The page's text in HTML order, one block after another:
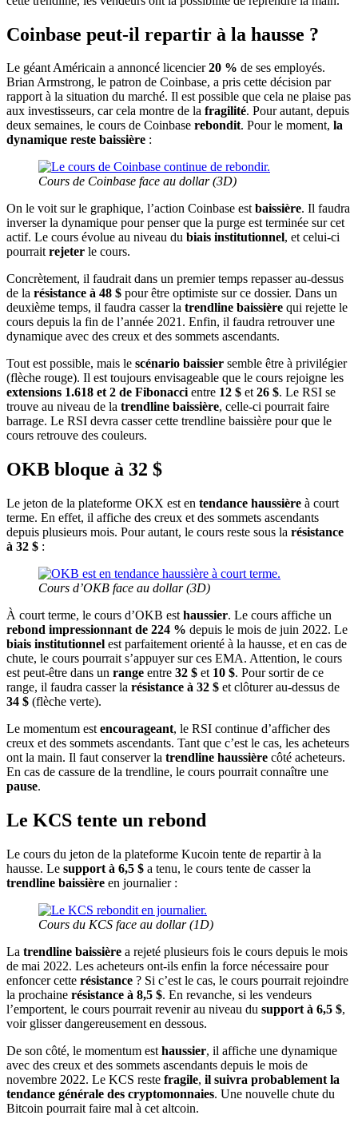
Coinbase peut-il repartir à la hausse ?
Le géant Américain a annoncé licencier20 % de ses employés.
Brian Armstrong, le patron de Coinbase, a pris cette décision par
rapport à la situation du marché. Il est possible que cela ne plaise pas
aux investisseurs, car cela montre de la fragilité. Pour autant, depuis
deux semaines, le cours de Coinbase rebondit. Pour le moment, la
dynamique reste baissière :
Cours de Coinbase face au dollar (3D)
On le voit sur le graphique, l’action Coinbase estbaissière. Il faudra
inverser la dynamique pour penser que la purge est terminée sur cet
actif. Le cours évolue au niveau du biais institutionnel, et celui-ci
pourraitrejeter le cours.
Concrètement, il faudrait dans un premier temps repasser au-dessus
de la résistance à 48 $ pour être optimiste sur ce dossier. Dans un
deuxième temps, il faudra casser la trendline baissière qui rejette le
cours depuis la fin de l’année 2021. Enfin, il faudra retrouver une
dynamique avec des creux et des sommets ascendants.
Tout est possible, mais le scénario baissier semble être à privilégier
(flèche rouge). Il est toujours envisageable que le cours rejoigne les
extensions 1.618 et 2 de Fibonaccientre 12 $ et26 $. Le RSI se
trouve au niveau de la trendline baissière, celle-ci pourrait faire
barrage. Le RSI devra casser cette trendline baissière pour que le
cours retrouve des couleurs.
OKB bloque à 32 $
Le jeton de la plateforme OKX est en tendance haussière à court
terme. En effet, il affiche des creux et des sommets ascendants
depuis plusieurs mois. Pour autant, le cours reste sous la résistance
à 32 $ :
Cours d’OKB face au dollar (3D)
À court terme, le cours d’OKB est haussier. Le cours affiche un
rebond impressionnant de 224 % depuis le mois de juin 2022. Le
biais institutionnel est parfaitement orienté à la hausse, et en cas de
chute, le cours pourrait s’appuyer sur ces EMA. Attention, le cours
est peut-être dans un range entre 32 $ et 10 $. Pour sortir de ce
range, il faudra casser la résistance à 32 $ et clôturer au-dessus de
34 $ (flèche verte).
Le momentum est encourageant, le RSI continue d’afficher des
creux et des sommets ascendants. Tant que c’est le cas, les acheteurs
ont la main. Il faut conserver la trendline haussière côté acheteurs.
En cas de cassure de la trendline, le cours pourrait connaître une
pause.
Le KCS tente un rebond
Le cours du jeton de la plateforme Kucoin tente de repartir à la
hausse. Le support à 6,5 $ a tenu, le cours tente de casser la
trendline baissière en journalier :
Cours du KCS face au dollar (1D)
La trendline baissière a rejeté plusieurs fois le cours depuis le mois
de mai 2022. Les acheteurs ont-ils enfin la force nécessaire pour
enfoncer cette résistance ? Si c’est le cas, le cours pourrait rejoindre
la prochaine résistance à 8,5 $. En revanche, si les vendeurs
l’emportent, le cours pourrait revenir au niveau du support à 6,5 $,
voir glisser dangereusement en dessous.
De son côté, le momentum est haussier, il affiche une dynamique
avec des creux et des sommets ascendants depuis le mois de
novembre 2022. Le KCS reste fragile, il suivra probablement la
tendance générale des cryptomonnaies. Une nouvelle chute du
Bitcoin pourrait faire mal à cet altcoin.